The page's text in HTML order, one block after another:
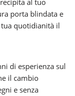
al tuo
porta blindata e
quotidianità il
di esperienza sul
il cambio
e senza